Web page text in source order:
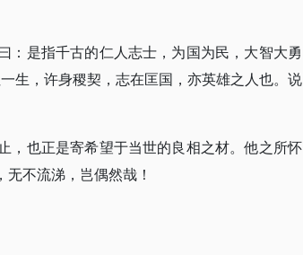
：是指千古的仁人志士，为国为民，大智大勇
生，许身稷契，志在匡国，亦英雄之人也。说
，也正是寄希望于当世的良相之材。他之所怀
不流涕，岂偶然哉！